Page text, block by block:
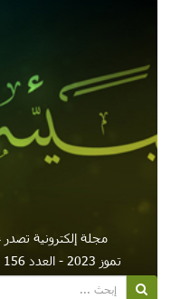
مجلة إلكترونية
تموز 2023 - العدد 156 (2023-07-01)